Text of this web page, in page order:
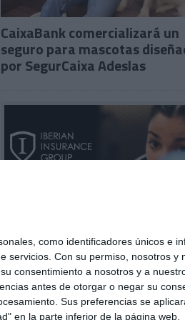
como identificadores únicos e
servicios. Con su permiso, nosotros y
consentimiento a nosotros y a
antes de otorgar o negar su
Sus preferencias se
en la parte inferior de la página web.
CaixaBank comercializará un
seguro para mascotas
por SegurCaixa Adeslas